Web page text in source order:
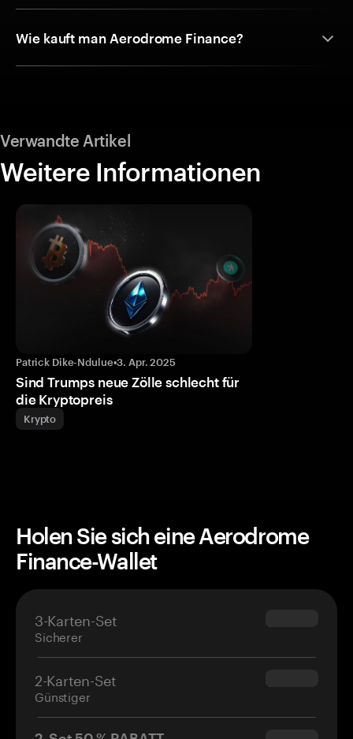
Wie kauft man Aerodrome Finance?
Verwandte Artikel
Weitere Informationen
Patrick Dike-Ndulue•3. Apr. 2025
Sind Trumps neue Zölle schlecht für
die Kryptopreis
Krypto
Holen Sie sich eine Aerodrome
Finance-Wallet
3-Karten-Set
Sicherer
$69.90
2-Karten-Set
Günstiger
$54.90